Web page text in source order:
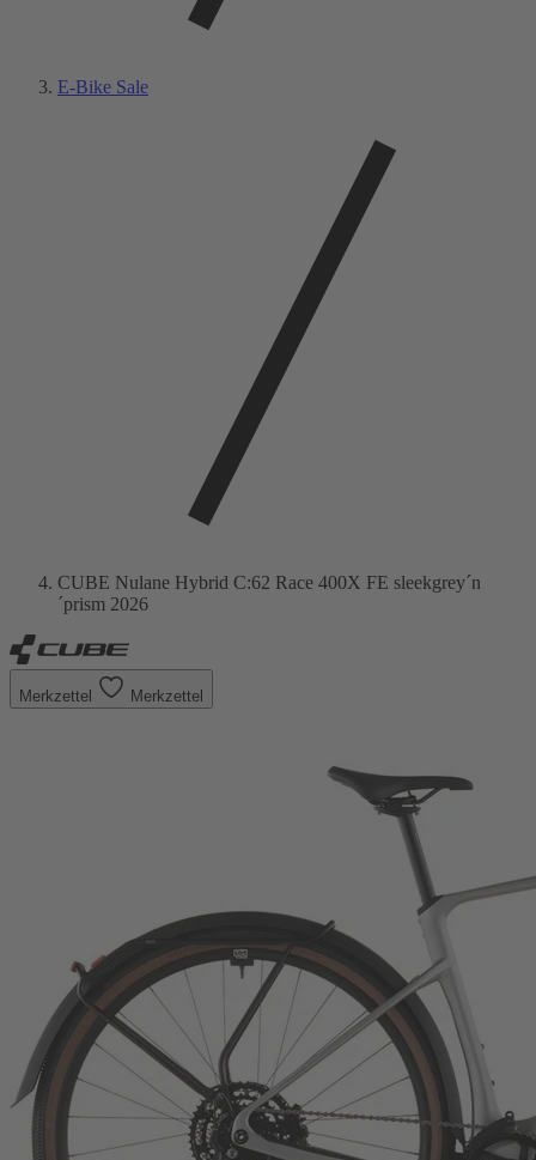
E-Bike Sale
CUBE Nulane Hybrid C:62 Race 400X FE sleekgrey´n
´prism 2026
Merkzettel Merkzettel